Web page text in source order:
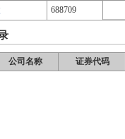
688709
公司名称 证券代码